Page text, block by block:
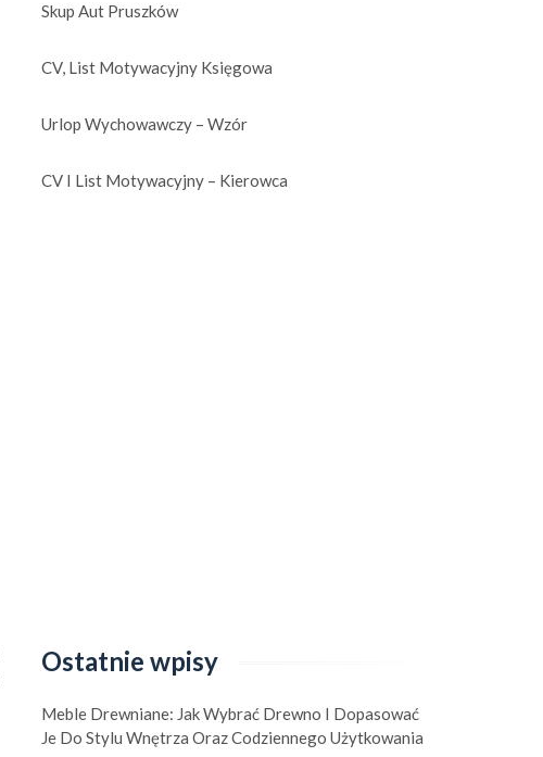
Skup Aut Pruszków
CV, List Motywacyjny Księgowa
Urlop Wychowawczy – Wzór
CV I List Motywacyjny – Kierowca
Ostatnie wpisy
Meble Drewniane: Jak Wybrać Drewno I Dopasować
Je Do Stylu Wnętrza Oraz Codziennego Użytkowania